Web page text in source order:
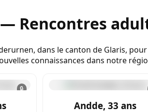
Rencontres
dans le canton de Glaris,
connaissances dans notre
🔒
Andde, 33 ans